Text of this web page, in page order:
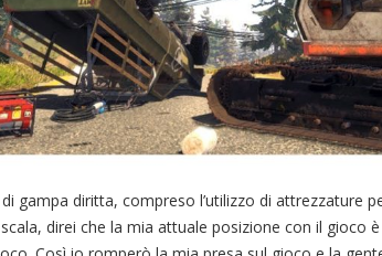
gampa diritta, compreso l’utilizzo di attrezzature
direi che la mia attuale posizione con il gioco